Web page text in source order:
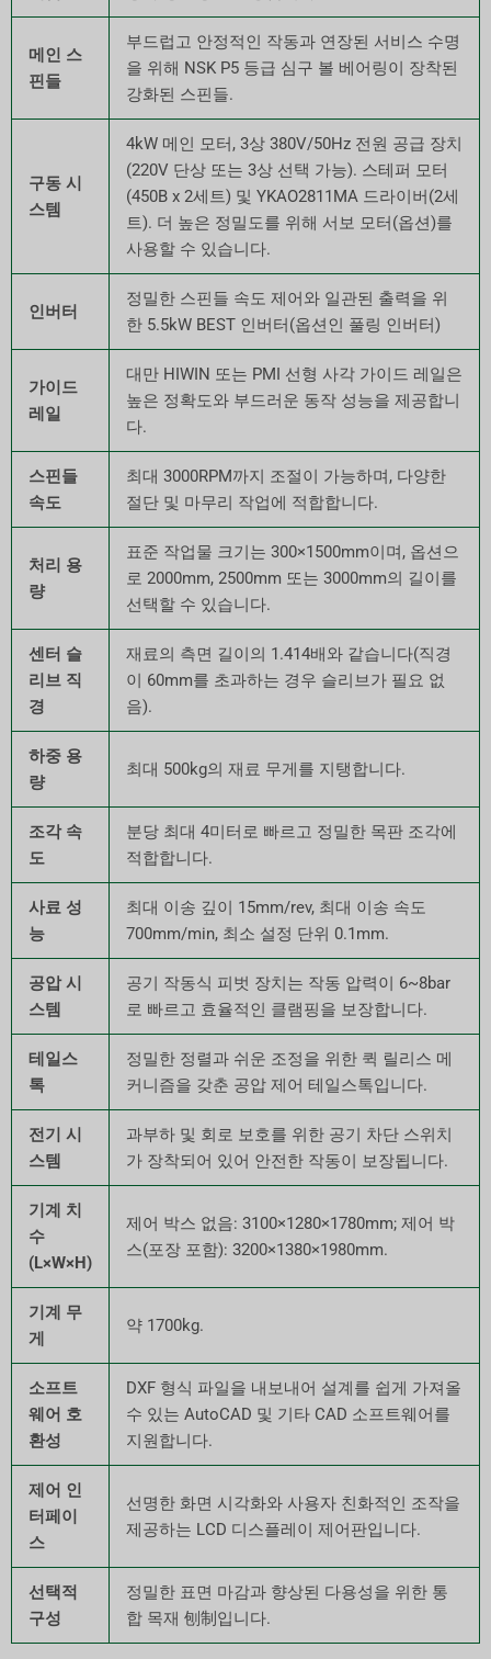
메인 스
핀들
부드럽고 안정적인 작동과 연장된 서비스 수명
을 위해 NSK P5 등급 심구 볼 베어링이 장착된
강화된 스핀들.
구동 시
스템
4kW 메인 모터, 3상 380V/50Hz 전원 공급 장치
(220V 단상 또는 3상 선택 가능). 스테퍼 모터
(450B x 2세트) 및 YKAO2811MA 드라이버(2세
트). 더 높은 정밀도를 위해 서보 모터(옵션)를
사용할 수 있습니다.
인버터
정밀한 스핀들 속도 제어와 일관된 출력을 위
한 5.5kW BEST 인버터(옵션인 풀링 인버터)
가이드
레일
대만 HIWIN 또는 PMI 선형 사각 가이드 레일은
높은 정확도와 부드러운 동작 성능을 제공합니
다.
스핀들
속도
최대 3000RPM까지 조절이 가능하며, 다양한
절단 및 마무리 작업에 적합합니다.
처리 용
량
표준 작업물 크기는 300×1500mm이며, 옵션으
로 2000mm, 2500mm 또는 3000mm의 길이를
선택할 수 있습니다.
센터 슬
리브 직
경
재료의 측면 길이의 1.414배와 같습니다(직경
이 60mm를 초과하는 경우 슬리브가 필요 없
음).
하중 용
량
최대 500kg의 재료 무게를 지탱합니다.
조각 속
도
분당 최대 4미터로 빠르고 정밀한 목판 조각에
적합합니다.
사료 성
능
최대 이송 깊이 15mm/rev, 최대 이송 속도
700mm/min, 최소 설정 단위 0.1mm.
공압 시
스템
공기 작동식 피벗 장치는 작동 압력이 6~8bar
로 빠르고 효율적인 클램핑을 보장합니다.
테일스
톡
정밀한 정렬과 쉬운 조정을 위한 퀵 릴리스 메
커니즘을 갖춘 공압 제어 테일스톡입니다.
전기 시
스템
과부하 및 회로 보호를 위한 공기 차단 스위치
가 장착되어 있어 안전한 작동이 보장됩니다.
기계 치
수
(L×W×H)
제어 박스 없음: 3100×1280×1780mm; 제어 박
스(포장 포함): 3200×1380×1980mm.
기계 무
게
약 1700kg.
소프트
웨어 호
환성
DXF 형식 파일을 내보내어 설계를 쉽게 가져올
수 있는 AutoCAD 및 기타 CAD 소프트웨어를
지원합니다.
제어 인
터페이
스
선명한 화면 시각화와 사용자 친화적인 조작을
제공하는 LCD 디스플레이 제어판입니다.
선택적
구성
정밀한 표면 마감과 향상된 다용성을 위한 통
합 목재 刨制입니다.